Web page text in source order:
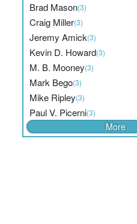
Brad Mason(3)
Craig Miller(3)
Jeremy Amick(3)
Kevin D. Howard(3)
M. B. Mooney(3)
Mark Bego(3)
Mike Ripley(3)
Paul V. Picerni(3)
More